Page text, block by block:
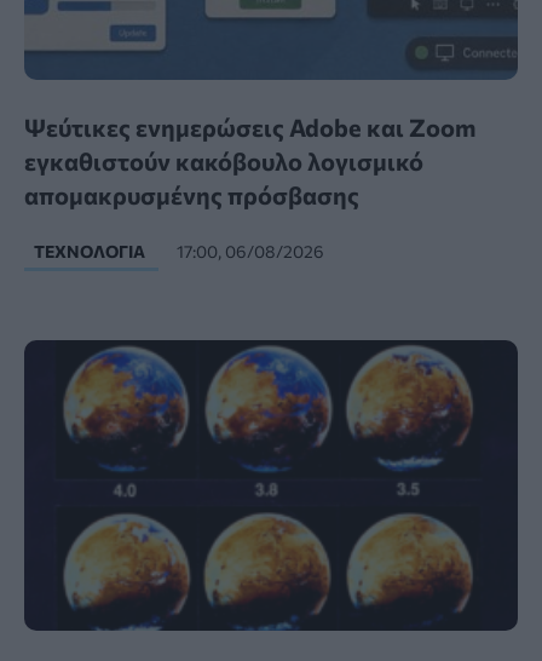
Ψεύτικες ενημερώσεις Adobe και Zoom
εγκαθιστούν κακόβουλο λογισμικό
απομακρυσμένης πρόσβασης
ΤΕΧΝΟΛΟΓΊΑ 17:00, 06/08/2026